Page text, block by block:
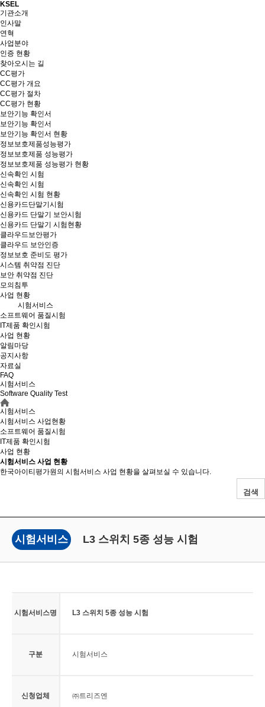
KSEL
기관소개
인사말
연혁
사업분야
인증 현황
찾아오시는 길
CC평가
CC평가 개요
CC평가 절차
CC평가 현황
보안기능 확인서
보안기능 확인서
보안기능 확인서 현황
정보보호제품성능평가
정보보호제품 성능평가
정보보호제품 성능평가 현황
신속확인 시험
신속확인 시험
신속확인 시험 현황
신용카드단말기시험
신용카드 단말기 보안시험
신용카드 단말기 시험현황
클라우드보안평가
클라우드 보안인증
정보보호 준비도 평가
시스템 취약점 진단
보안 취약점 진단
모의침투
사업 현황
시험서비스
소프트웨어 품질시험
IT제품 확인시험
사업 현황
알림마당
공지사항
자료실
FAQ
시험서비스
Software Quality Test
시험서비스
시험서비스 사업현황
소프트웨어 품질시험
IT제품 확인시험
사업 현황
시험서비스 사업 현황
한국아이티평가원의 시험서비스 사업 현황을 살펴보실 수 있습니다.
검색
시험서비스 L3 스위치 5종 성능 시험
시험서비스명 L3 스위치 5종 성능 시험
구분 시험서비스
신청업체 ㈜트리즈엔